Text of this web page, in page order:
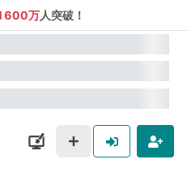
万人突破！